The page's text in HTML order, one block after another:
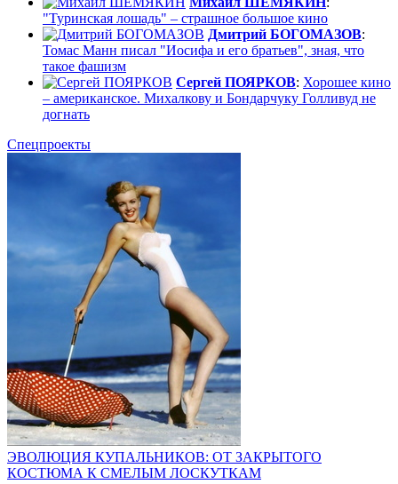
"Туринская лошадь" – страшное большое кино
Дмитрий БОГОМАЗОВ:
Томас Манн писал "Иосифа и его братьев", зная, что
такое фашизм
Сергей ПОЯРКОВ: Хорошее кино
– американское. Михалкову и Бондарчуку Голливуд не
догнать
Спецпроекты
ЭВОЛЮЦИЯ КУПАЛЬНИКОВ: ОТ ЗАКРЫТОГО
КОСТЮМА К СМЕЛЫМ ЛОСКУТКАМ